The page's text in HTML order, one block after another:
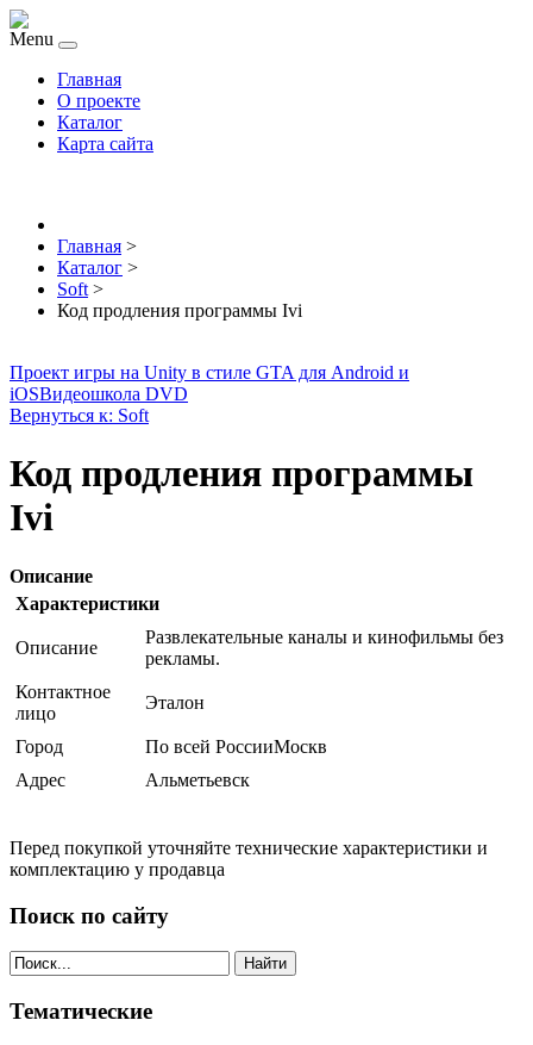
Menu
Главная
О проекте
Каталог
Карта сайта
Главная >
Каталог >
Soft >
Код продления программы Ivi
Проект игры на Unity в стиле GTA для Android и
iOSВидеошкола DVD
Вернуться к: Soft
Код продления программы
Ivi
Описание
Характеристики
Описание
Развлекательные каналы и кинофильмы без
рекламы.
Контактное
лицо
Эталон
Город
По всей РоссииМоскв
Адрес
Альметьевск
Перед покупкой уточняйте технические характеристики и
комплектацию у продавца
Поиск по сайту
Найти
Тематические